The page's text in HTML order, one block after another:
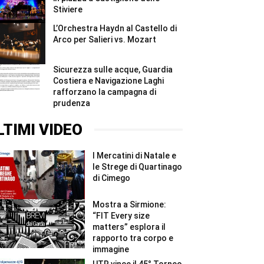
Stiviere
L’Orchestra Haydn al Castello di
Arco per Salieri vs. Mozart
Sicurezza sulle acque, Guardia
Costiera e Navigazione Laghi
rafforzano la campagna di
prudenza
VIDEO
I Mercatini di Natale e
le Strege di Quartinago
di Cimego
Mostra a Sirmione:
“FIT Every size
matters” esplora il
rapporto tra corpo e
immagine